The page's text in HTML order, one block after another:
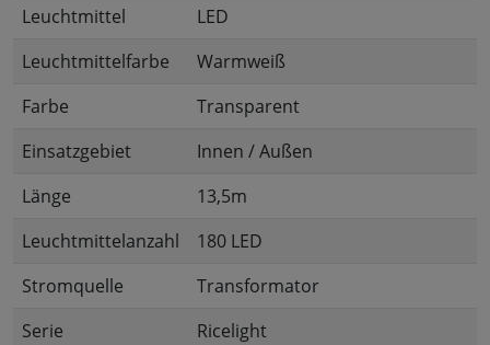
Leuchtmittel
LED
Leuchtmittelfarbe
Warmweiß
Farbe
Transparent
Einsatzgebiet
Innen / Außen
Länge
13,5m
Leuchtmittelanzahl
180 LED
Stromquelle
Transformator
Serie
Ricelight